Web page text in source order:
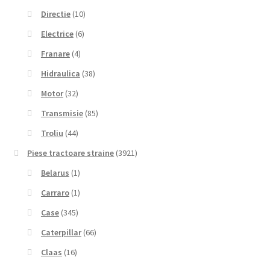
Directie (10)
Electrice (6)
Franare (4)
Hidraulica (38)
Motor (32)
Transmisie (85)
Troliu (44)
Piese tractoare straine (3921)
Belarus (1)
Carraro (1)
Case (345)
Caterpillar (66)
Claas (16)